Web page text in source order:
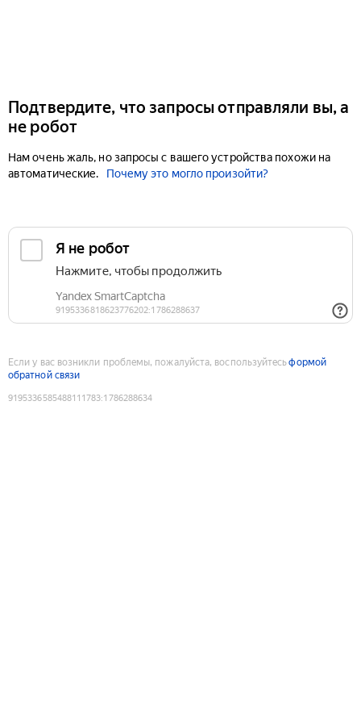
Подтвердите, что запросы отправляли вы, а
не робот
Нам очень жаль, но запросы с вашего устройства похожи на
автоматические.
Почему это могло произойти?
Если у вас возникли проблемы, пожалуйста, воспользуйтесьформой
обратной связи
9195336585488111783:1786288634